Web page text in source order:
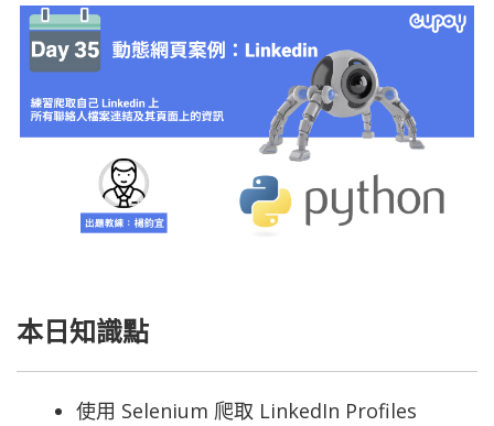
本日知識點
使用 Selenium 爬取 LinkedIn Profiles